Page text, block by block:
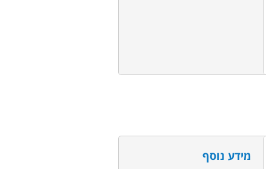
מידע נוסף